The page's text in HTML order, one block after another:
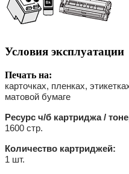
Условия эксплуатации
Печать на:
карточках, пленках,
матовой бумаге
Ресурс ч/б картриджа /
1600 стр.
Количество картриджей:
1 шт.